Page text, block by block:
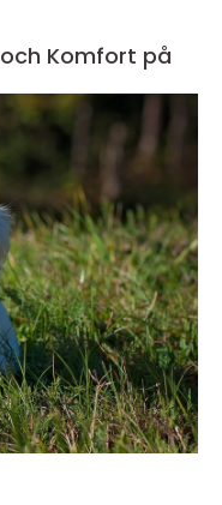
Komfort på